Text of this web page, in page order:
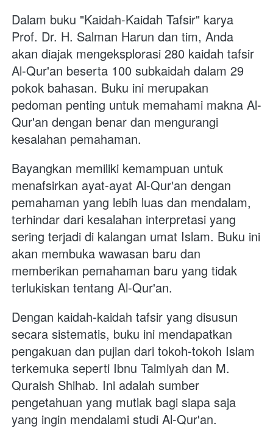
Dalam buku "Kaidah-Kaidah Tafsir" karya
Prof. Dr. H. Salman Harun dan tim, Anda
akan diajak mengeksplorasi 280 kaidah tafsir
Al-Qur'an beserta 100 subkaidah dalam 29
pokok bahasan. Buku ini merupakan
pedoman penting untuk memahami makna Al-
Qur'an dengan benar dan mengurangi
kesalahan pemahaman.
Bayangkan memiliki kemampuan untuk
menafsirkan ayat-ayat Al-Qur'an dengan
pemahaman yang lebih luas dan mendalam,
terhindar dari kesalahan interpretasi yang
sering terjadi di kalangan umat Islam. Buku ini
akan membuka wawasan baru dan
memberikan pemahaman baru yang tidak
terlukiskan tentang Al-Qur'an.
Dengan kaidah-kaidah tafsir yang disusun
secara sistematis, buku ini mendapatkan
pengakuan dan pujian dari tokoh-tokoh Islam
terkemuka seperti Ibnu Taimiyah dan M.
Quraish Shihab. Ini adalah sumber
pengetahuan yang mutlak bagi siapa saja
yang ingin mendalami studi Al-Qur'an.